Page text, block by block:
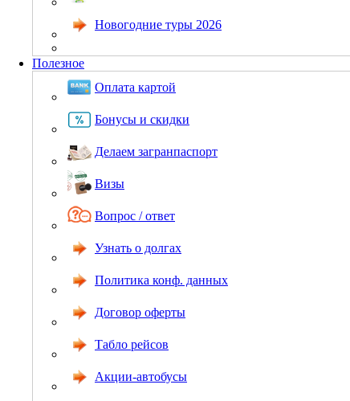
Новогодние туры 2026
Полезное
Оплата картой
Бонусы и скидки
Делаем загранпаспорт
Визы
Вопрос / ответ
Узнать о долгах
Политика конф. данных
Договор оферты
Табло рейсов
Акции-автобусы